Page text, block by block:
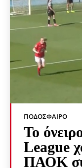
ΠΟΔΌΣΦΑΙΡΟ
Το
League
ΠΑΟΚ